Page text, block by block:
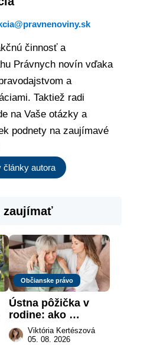
činnosť a
Právnych novín vďaka
a
Taktiež radi
na Vaše otázky a
podnety na zaujímavé
články autora
zaujímať
Občianske právo
Ústna pôžička v
rodine: ako
vymôcť peniaze,
keď na papieri nie
Viktória Kertészová
05. 08. 2026